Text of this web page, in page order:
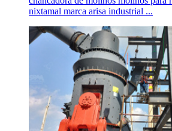
nixtamal marca arisa industrial ...